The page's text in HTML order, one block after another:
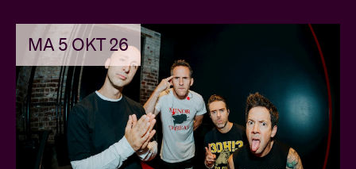
MA 5 OKT 26